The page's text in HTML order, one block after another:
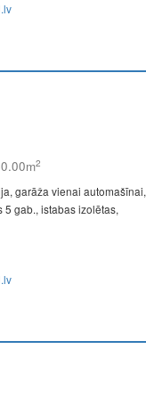
2
garāža vienai automašīnai,
gab., istabas izolētas,